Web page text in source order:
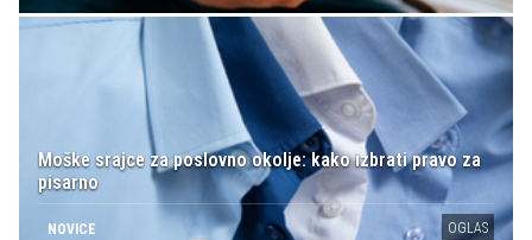
Moške srajce za poslovno okolje: kako izbrati pravo za
pisarno
NOVICE OGLAS